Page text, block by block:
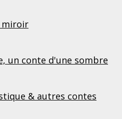
miroir
un conte d'une sombre
& autres contes